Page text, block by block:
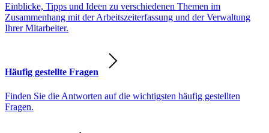
Einblicke, Tipps und Ideen zu verschiedenen Themen im
Zusammenhang mit der Arbeitszeiterfassung und der Verwaltung
Ihrer Mitarbeiter.
Häufig gestellte Fragen
Finden Sie die Antworten auf die wichtigsten häufig gestellten
Fragen.